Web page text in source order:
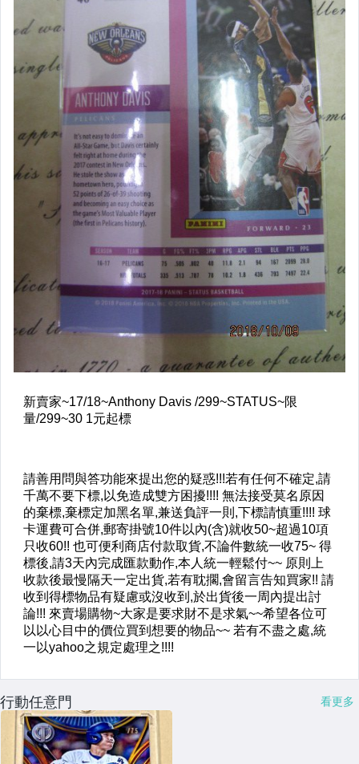
行動任意門 看更多